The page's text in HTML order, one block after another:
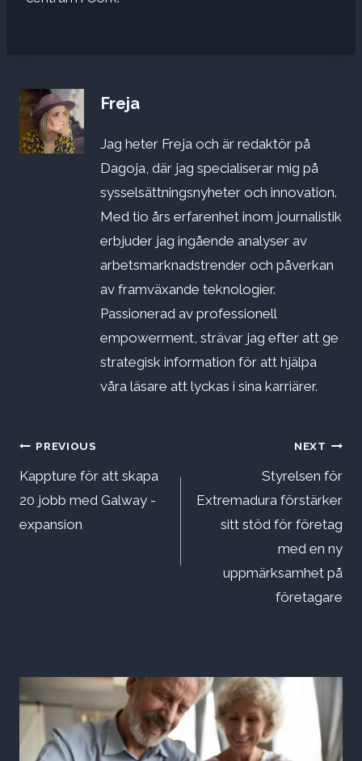
Freja
Jag heter Freja och är redaktör på
Dagoja, där jag specialiserar mig på
sysselsättningsnyheter och innovation.
Med tio års erfarenhet inom journalistik
erbjuder jag ingående analyser av
arbetsmarknadstrender och påverkan
av framväxande teknologier.
Passionerad av professionell
empowerment, strävar jag efter att ge
strategisk information för att hjälpa
våra läsare att lyckas i sina karriärer.
Inläggsnavigering
PREVIOUS
Kappture för att skapa
20 jobb med Galway -
expansion
NEXT
Styrelsen för
Extremadura förstärker
sitt stöd för företag
med en ny
uppmärksamhet på
företagare